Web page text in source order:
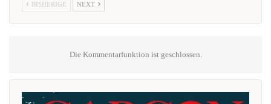
BISHERIGE NEXT
Die Kommentarfunktion ist geschlossen.